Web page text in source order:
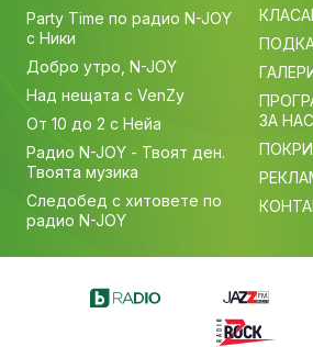
Party Time по радио N-JOY
с Ники
Добро утро, N-JOY
Над нещата с VenZy
От 10 до 2 с Нейа
Радио N-JOY - Твоят ден.
Твоята музика
Следобед с хитовете по
радио N-JOY
ЗА НАС